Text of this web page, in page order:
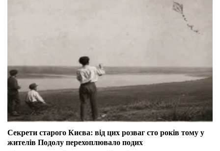
Секрети старого Києва: від цих розваг сто років тому у
жителів Подолу перехоплювало подих